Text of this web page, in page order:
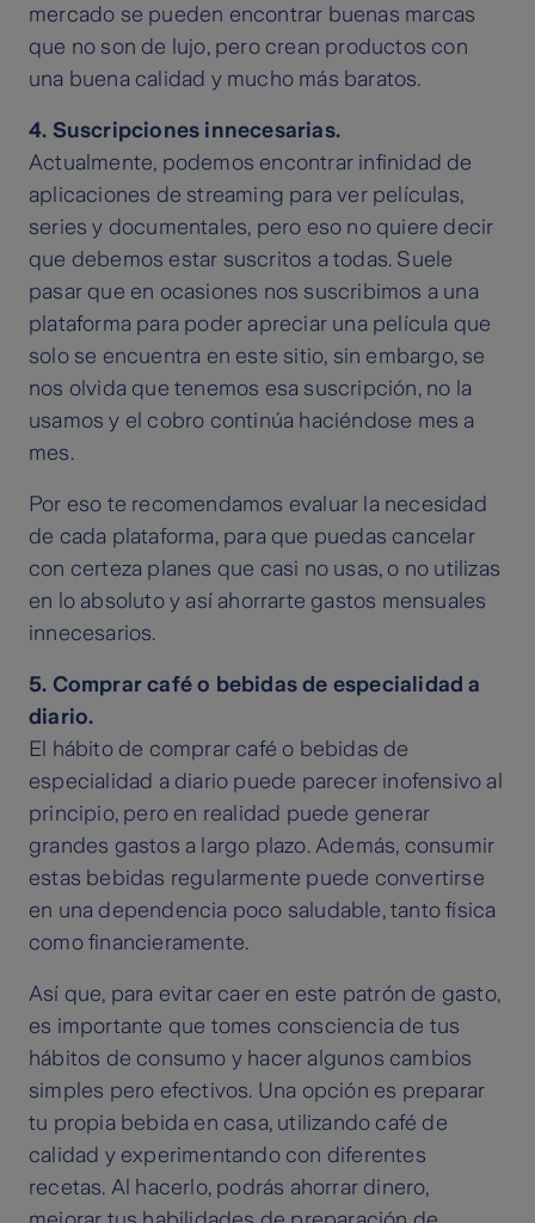
mercado se pueden encontrar buenas marcas
que no son de lujo, pero crean productos con
una buena calidad y mucho más baratos.
4. Suscripciones innecesarias.
Actualmente, podemos encontrar infinidad de
aplicaciones de streaming para ver películas,
series y documentales, pero eso no quiere decir
que debemos estar suscritos a todas. Suele
pasar que en ocasiones nos suscribimos a una
plataforma para poder apreciar una película que
solo se encuentra en este sitio, sin embargo, se
nos olvida que tenemos esa suscripción, no la
usamos y el cobro continúa haciéndose mes a
mes.
Por eso te recomendamos evaluar la necesidad
de cada plataforma, para que puedas cancelar
con certeza planes que casi no usas, o no utilizas
en lo absoluto y así ahorrarte gastos mensuales
innecesarios.
5. Comprar café o bebidas de especialidad a
diario.
El hábito de comprar café o bebidas de
especialidad a diario puede parecer inofensivo al
principio, pero en realidad puede generar
grandes gastos a largo plazo. Además, consumir
estas bebidas regularmente puede convertirse
en una dependencia poco saludable, tanto física
como financieramente.
Así que, para evitar caer en este patrón de gasto,
es importante que tomes consciencia de tus
hábitos de consumo y hacer algunos cambios
simples pero efectivos. Una opción es preparar
tu propia bebida en casa, utilizando café de
calidad y experimentando con diferentes
recetas. Al hacerlo, podrás ahorrar dinero,